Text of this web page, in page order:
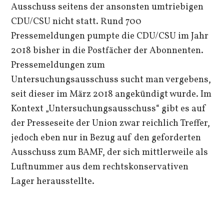
Ausschuss seitens der ansonsten umtriebigen
CDU/CSU nicht statt. Rund 700
Pressemeldungen pumpte die CDU/CSU im Jahr
2018 bisher in die Postfächer der Abonnenten.
Pressemeldungen zum
Untersuchungsausschuss sucht man vergebens,
seit dieser im März 2018 angekündigt wurde. Im
Kontext „Untersuchungsausschuss“ gibt es auf
der Presseseite der Union zwar reichlich Treffer,
jedoch eben nur in Bezug auf den geforderten
Ausschuss zum BAMF, der sich mittlerweile als
Luftnummer aus dem rechtskonservativen
Lager herausstellte.